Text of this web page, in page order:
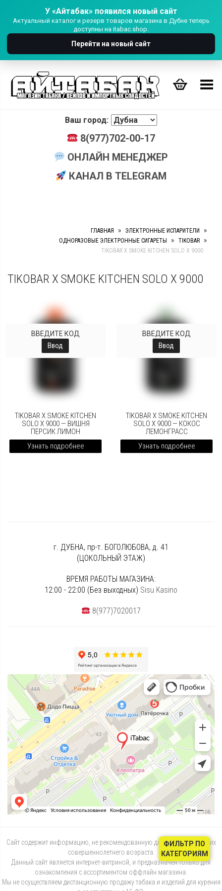
У «Айтабак» появился новый сайт
Актуальный каталог и резерв товаров магазина в Дубне теперь
доступны на itabac.shop.
Перейти на новый сайт
Переключить Меню
Ваш город:
8(977)702-00-17
ОНЛАЙН МЕНЕДЖЕР
КАНАЛ В TELEGRAM
ГЛАВНАЯ » ЭЛЕКТРОННЫЕ ИСПАРИТЕЛИ »
ОДНОРАЗОВЫЕ ЭЛЕКТРОННЫЕ СИГАРЕТЫ » TIKOBAR »
TIKOBAR X SMOKE KITCHEN SOLO X 9000
TIKOBAR X SMOKE KITCHEN SOLO X 9000
ВВЕДИТЕ КОД
Ввод
TIKOBAR X SMOKE KITCHEN
SOLO X 9000 — ВИШНЯ
ПЕРСИК ЛИМОН
Узнать подробнее
ВВЕДИТЕ КОД
Ввод
TIKOBAR X SMOKE KITCHEN
SOLO X 9000 — КОКОС
ЛЕМОНГРАСС
Узнать подробнее
г. ДУБНА, пр-т. БОГОЛЮБОВА, д. 41
(ЦОКОЛЬНЫЙ ЭТАЖ)
ВРЕМЯ РАБОТЫ МАГАЗИНА:
12:00 - 22:00 (Без выходных) Sisu Kasino
8(977)7020017
Сайт содержит информацию, не рекомендованную для лиц, не достигших
совершеннолетнего возраста.
Данный сайт является интернет-витриной, и предназначен только для
ознакомления с ассортиментом оффлайн магазина.
Мы не осуществляем дистанционную продажу табака и изделий для курения
ФИЛЬТР ПО
КАТЕГОРИЯМ